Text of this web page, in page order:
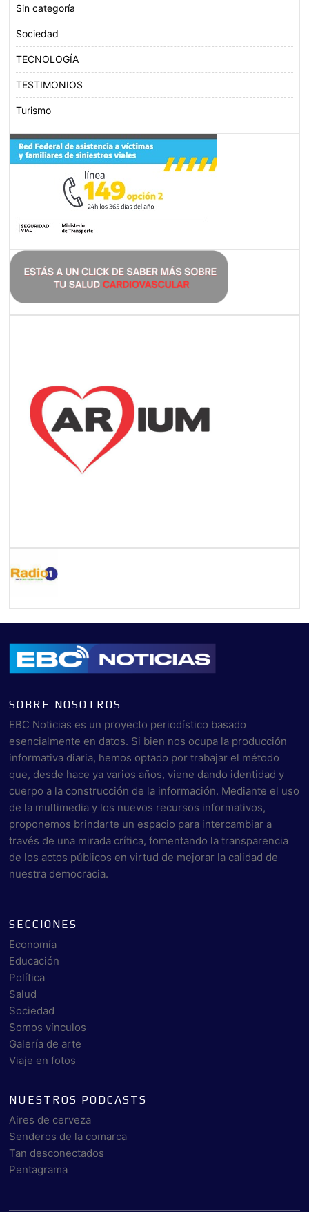
Sin categoría
Sociedad
TECNOLOGÍA
TESTIMONIOS
Turismo
SOBRE NOSOTROS
EBC Noticias es un proyecto periodístico basado
esencialmente en datos. Si bien nos ocupa la producción
informativa diaria, hemos optado por trabajar el método
que, desde hace ya varios años, viene dando identidad y
cuerpo a la construcción de la información. Mediante el uso
de la multimedia y los nuevos recursos informativos,
proponemos brindarte un espacio para intercambiar a
través de una mirada crítica, fomentando la transparencia
de los actos públicos en virtud de mejorar la calidad de
nuestra democracia.
SECCIONES
Economía
Educación
Política
Salud
Sociedad
Somos vínculos
Galería de arte
Viaje en fotos
NUESTROS PODCASTS
Aires de cerveza
Senderos de la comarca
Tan desconectados
Pentagrama